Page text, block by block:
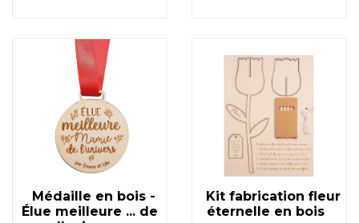
Médaille en bois -
Élue meilleure ... de
Kit fabrication fleur
éternelle en bois